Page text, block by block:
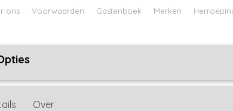
ons Voorwaarden Gastenboek Merken
BABY
Over